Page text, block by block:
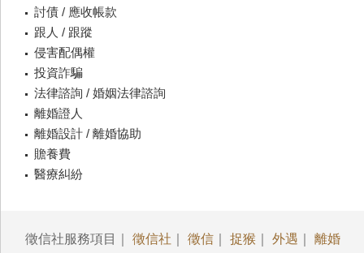
討債 / 應收帳款
跟人 / 跟蹤
侵害配偶權
投資詐騙
法律諮詢 / 婚姻法律諮詢
離婚證人
離婚設計 / 離婚協助
贍養費
醫療糾紛
徵信社服務項目｜ 徵信社 徵信 捉猴 外遇
離婚